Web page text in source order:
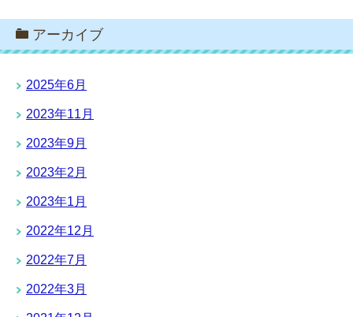
アーカイブ
2025年6月
2023年11月
2023年9月
2023年2月
2023年1月
2022年12月
2022年7月
2022年3月